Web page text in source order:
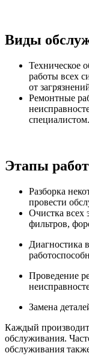
Виды
Техническое
работы всех
от
Ремонтные
специалистом.
Этапы работ
Разборка
провести
Очистка всех
фильтров,
Диагностика
Проведение
Замена
Каждый
обслуживания.
обслуживания